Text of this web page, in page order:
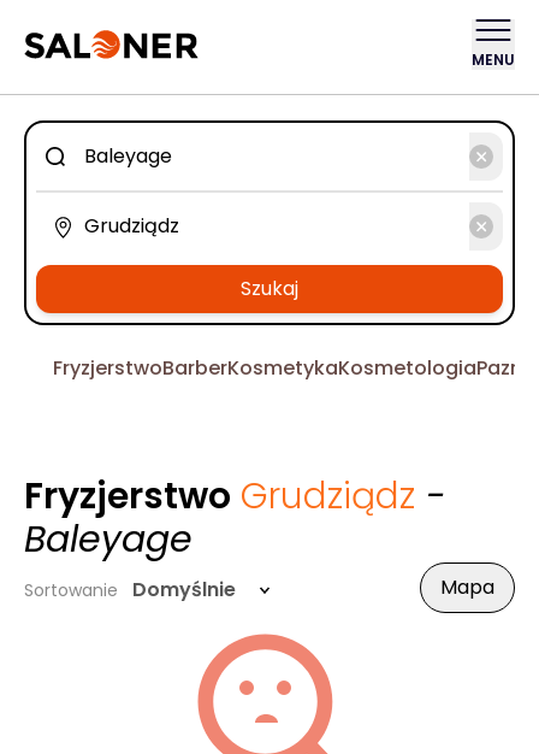
MENU
Szukaj
FryzjerstwoBarberKosmetykaKosmetologia
Fryzjerstwo Grudziądz -
Baleyage
Sortowanie Domyślnie Mapa